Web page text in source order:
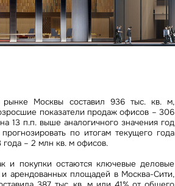
Москвы составил 936 тыс. кв. м,
показатели продаж офисов – 306
13 п.п. выше аналогичного значения год
по итогам текущего года
– 2 млн кв. м офисов.
и покупки остаются ключевые деловые
арендованных площадей в Москва-Сити,